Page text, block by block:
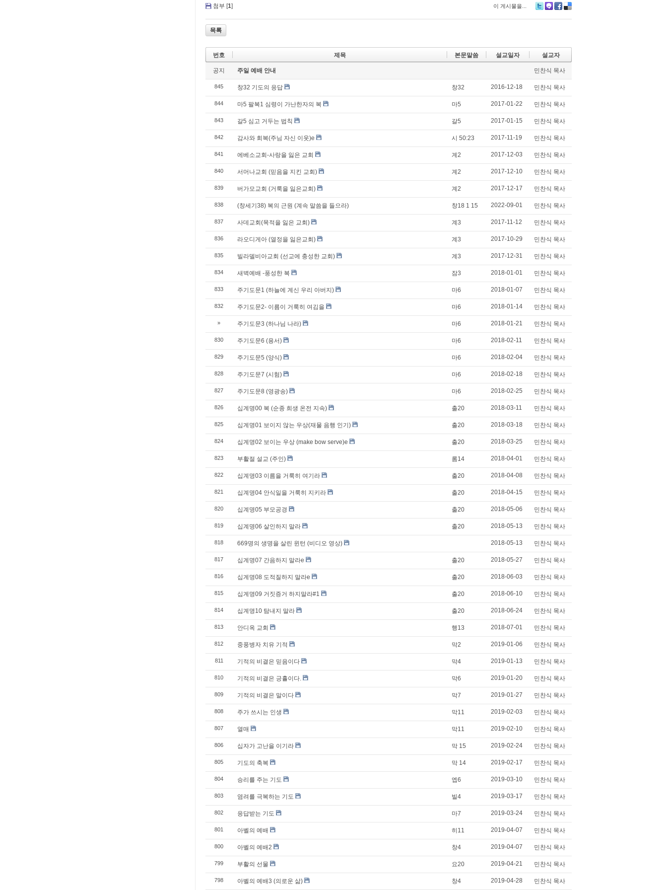
첨부 [1] 이 게시물을...
목록
번호 제목 본문말씀 설교일자 설교자
공지 주일 예배 안내 민찬식 목사
845 창32 기도의 응답 창32 2016-12-18 민찬식 목사
844 마5 팔복1 심령이 가난한자의 복 마5 2017-01-22 민찬식 목사
843 갈5 심고 거두는 법칙 갈5 2017-01-15 민찬식 목사
842 감사와 회복(주님 자신 이웃)e 시 50:23 2017-11-19 민찬식 목사
841 에베소교회-사랑을 잃은 교회 계2 2017-12-03 민찬식 목사
840 서머나교회 (믿음을 지킨 교회) 계2 2017-12-10 민찬식 목사
839 버가모교회 (거룩을 잃은교회) 계2 2017-12-17 민찬식 목사
838 (창세기38) 복의 근원 (계속 말씀을 들으라) 창18 1 15 2022-09-01 민찬식 목사
837 사데교회(목적을 잃은 교회) 계3 2017-11-12 민찬식 목사
836 라오디게아 (열정을 잃은교회) 계3 2017-10-29 민찬식 목사
835 빌라델비아교회 (선교에 충성한 교회) 계3 2017-12-31 민찬식 목사
834 새벽예배 -풍성한 복 잠3 2018-01-01 민찬식 목사
833 주기도문1 (하늘에 계신 우리 아버지) 마6 2018-01-07 민찬식 목사
832 주기도문2- 이름이 거룩히 여김을 마6 2018-01-14 민찬식 목사
» 주기도문3 (하나님 나라) 마6 2018-01-21 민찬식 목사
830 주기도문6 (용서) 마6 2018-02-11 민찬식 목사
829 주기도문5 (양식) 마6 2018-02-04 민찬식 목사
828 주기도문7 (시험) 마6 2018-02-18 민찬식 목사
827 주기도문8 (영광송) 마6 2018-02-25 민찬식 목사
826 십계명00 복 (순종 희생 온전 지속) 출20 2018-03-11 민찬식 목사
825 십계명01 보이지 않는 우상(재물 음행 인기) 출20 2018-03-18 민찬식 목사
824 십계명02 보이는 우상 (make bow serve)e 출20 2018-03-25 민찬식 목사
823 부활절 설교 (주인) 롬14 2018-04-01 민찬식 목사
822 십계명03 이름을 거룩히 여기라 출20 2018-04-08 민찬식 목사
821 십계명04 안식일을 거룩히 지키라 출20 2018-04-15 민찬식 목사
820 십계명05 부모공경 출20 2018-05-06 민찬식 목사
819 십계명06 살인하지 말라 출20 2018-05-13 민찬식 목사
818 669명의 생명을 살린 윈턴 (비디오 영상) 2018-05-13 민찬식 목사
817 십계명07 간음하지 말라e 출20 2018-05-27 민찬식 목사
816 십계명08 도적질하지 말라e 출20 2018-06-03 민찬식 목사
815 십계명09 거짓증거 하지말라#1 출20 2018-06-10 민찬식 목사
814 십계명10 탐내지 말라 출20 2018-06-24 민찬식 목사
813 안디옥 교회 행13 2018-07-01 민찬식 목사
812 중풍병자 치유 기적 막2 2019-01-06 민찬식 목사
811 기적의 비결은 믿음이다 막4 2019-01-13 민찬식 목사
810 기적의 비결은 긍휼이다. 막6 2019-01-20 민찬식 목사
809 기적의 비결은 말이다 막7 2019-01-27 민찬식 목사
808 주가 쓰시는 인생 막11 2019-02-03 민찬식 목사
807 열매 막11 2019-02-10 민찬식 목사
806 십자가 고난을 이기라 막 15 2019-02-24 민찬식 목사
805 기도의 축복 막 14 2019-02-17 민찬식 목사
804 승리를 주는 기도 엡6 2019-03-10 민찬식 목사
803 염려를 극복하는 기도 빌4 2019-03-17 민찬식 목사
802 응답받는 기도 마7 2019-03-24 민찬식 목사
801 아벨의 예배 히11 2019-04-07 민찬식 목사
800 아벨의 예배2 창4 2019-04-07 민찬식 목사
799 부활의 선물 요20 2019-04-21 민찬식 목사
798 아벨의 예배3 (의로운 삶) 창4 2019-04-28 민찬식 목사